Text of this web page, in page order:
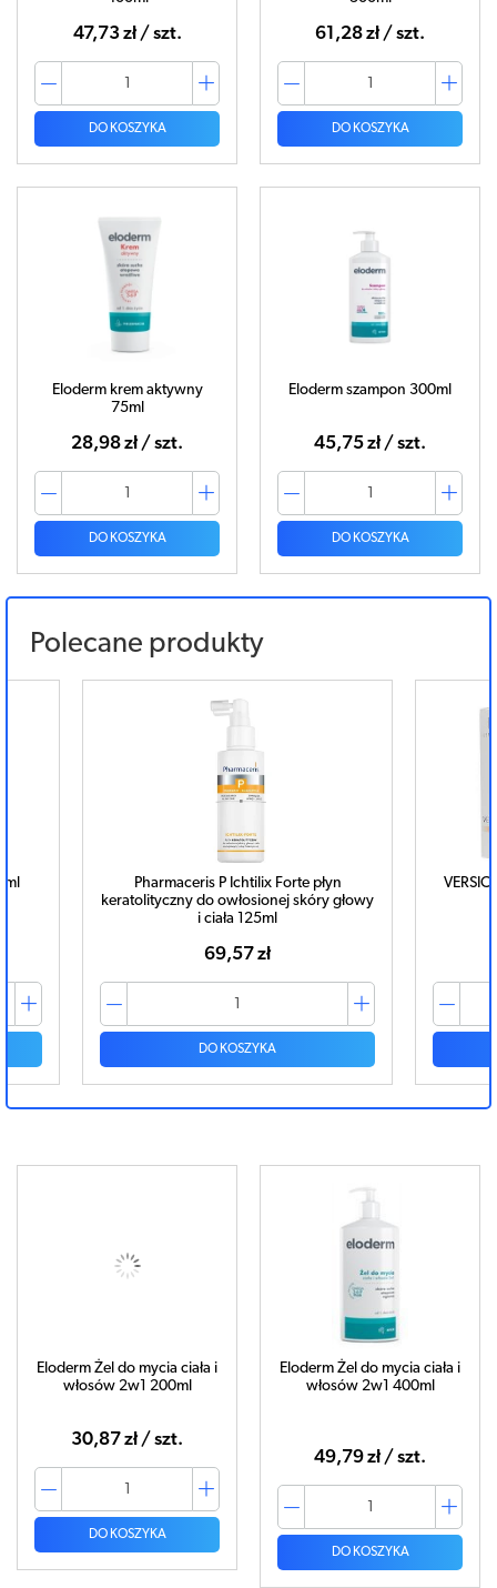
47,73 zł / szt.
DO KOSZYKA
61,28 zł / szt.
DO KOSZYKA
Eloderm krem aktywny
75ml
28,98 zł / szt.
DO KOSZYKA
Eloderm szampon 300ml
45,75 zł / szt.
DO KOSZYKA
Polecane produkty
Pharmaceris P Ichtilix Forte płyn
keratolityczny do owłosionej skóry głowy
i ciała 125ml
69,57 zł
DO KOSZYKA
Eloderm Żel do mycia ciała i
włosów 2w1 200ml
30,87 zł / szt.
DO KOSZYKA
Eloderm Żel do mycia ciała i
włosów 2w1 400ml
49,79 zł / szt.
DO KOSZYKA